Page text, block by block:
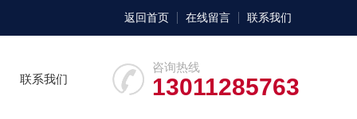
返回首页 在线留言 联系我们
咨询热线
13011285763
联系我们